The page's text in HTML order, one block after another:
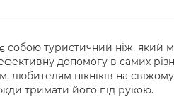
собою туристичний ніж, який
ефективну допомогу в самих
любителям пікніків на
тримати його під рукою.